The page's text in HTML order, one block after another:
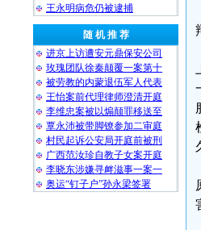
王永明病危仍被逮捕
随 机 推 荐
进京上访遭安元鼎保安公司
玫瑰团队徐秦颠覆一案第十
被劳教的内蒙退伍军人代表
王怡案前代理律师澄清开庭
李维忠案被以煽颠罪移送至
覃永沛被带脚镣参加二审庭
村民起诉公安局开庭前被刑
广西范汝珍自教子女案开庭
李晓东涉嫌寻衅滋事一案一
奥运“钉子户”孙永梁签署